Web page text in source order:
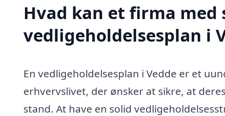
Hvad kan et firma med
vedligeholdelsesplan i
En vedligeholdelsesplan i Vedde er et
erhvervslivet, der ønsker at sikre, at
stand. At have en solid